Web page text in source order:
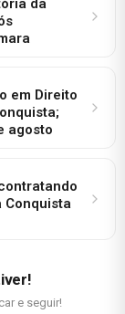
da
em Direito
agosto
Conquista
e seguir!